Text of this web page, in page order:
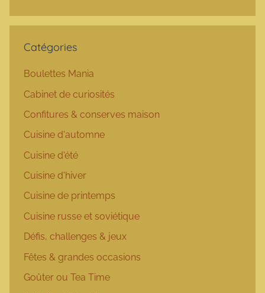
Catégories
Boulettes Mania
Cabinet de curiosités
Confitures & conserves maison
Cuisine d'automne
Cuisine d'été
Cuisine d'hiver
Cuisine de printemps
Cuisine russe et soviétique
Défis, challenges & jeux
Fêtes & grandes occasions
Goûter ou Tea Time